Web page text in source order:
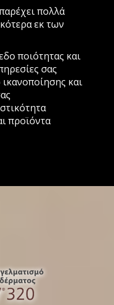
πολλά
εκ των
ποιότητας και
σας
και
προϊόντα